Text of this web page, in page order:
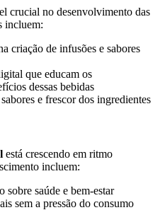
crucial no desenvolvimento das
incluem:
criação de infusões e sabores
que educam os
dessas bebidas
e frescor dos ingredientes
está crescendo em ritmo
incluem:
sobre saúde e bem-estar
sem a pressão do consumo